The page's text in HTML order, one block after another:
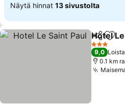
Näytä hinnat 13 sivustolta
Jaa
Hotel
3
9,0
0.1 km